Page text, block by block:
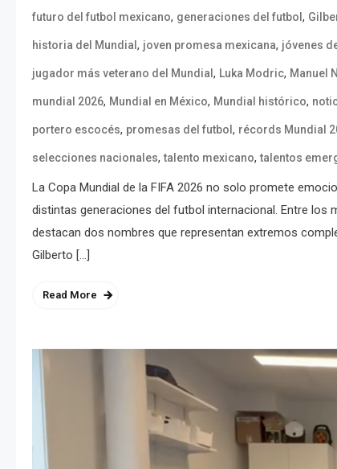
futuro del futbol mexicano, generaciones del futbol ,
historia del Mundial , joven promesa mexicana, jóvenes
jugador más veterano del Mundial , Luka Modric, Manuel
mundial 2026, Mundial en México, Mundial histórico,
portero escocés, promesas del futbol , récords Mundial
selecciones nacionales,talento mexicano,talentos
La Copa Mundial de la FIFA 2026 no solo promete
distintas generaciones del futbol internacional. Entre los
destacan dos nombres que representan extremos
Gilberto […]
Read More